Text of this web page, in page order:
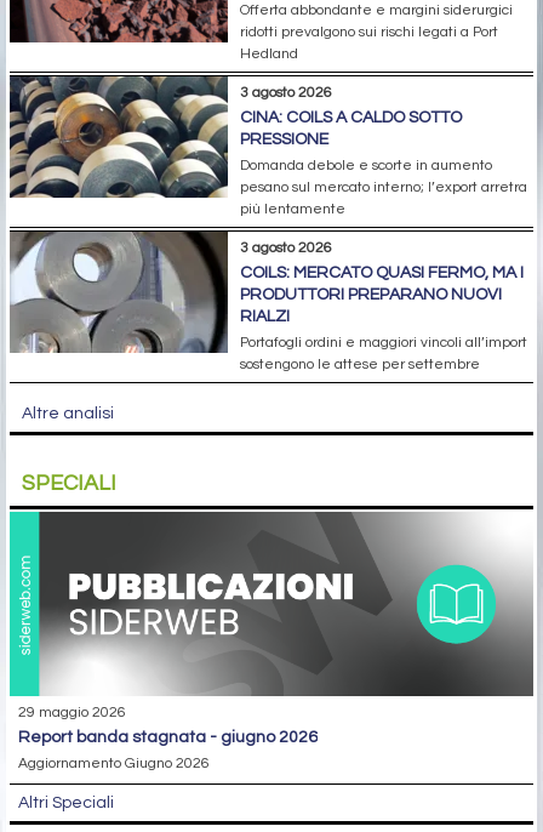
Offerta abbondante e margini siderurgici
ridotti prevalgono sui rischi legati a Port
Hedland
3 agosto 2026
CINA: COILS A CALDO SOTTO
PRESSIONE
Domanda debole e scorte in aumento
pesano sul mercato interno; l’export arretra
più lentamente
3 agosto 2026
COILS: MERCATO QUASI FERMO, MA I
PRODUTTORI PREPARANO NUOVI
RIALZI
Portafogli ordini e maggiori vincoli all’import
sostengono le attese per settembre
Altre analisi
SPECIALI
29 maggio 2026
report banda stagnata - giugno 2026
Aggiornamento Giugno 2026
Altri Speciali